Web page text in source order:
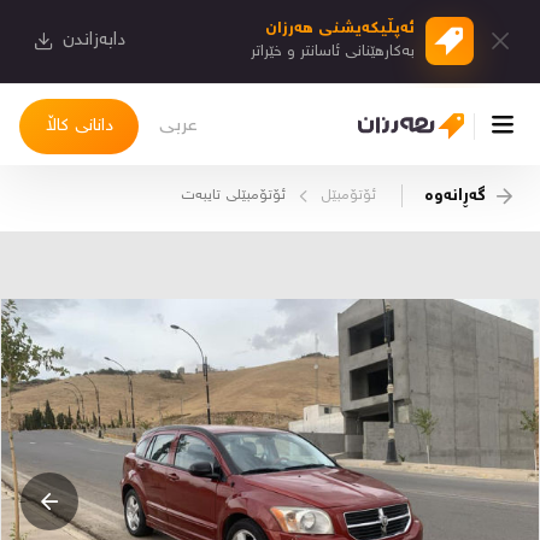
ئەپڵیكەیشنی هەرزان
بەكارهێنانی ئاسانتر و خێراتر دابەزاندن
دانانی کاڵا عربی
کاڵاکانم
دیاریکراوەکانم
دوا بینراوەکان
گەڕانەوە ئۆتۆمبێل ئۆتۆمبێلی تایبه‌ت